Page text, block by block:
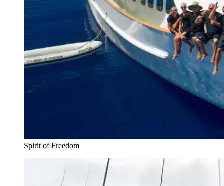
Spirit of Freedom